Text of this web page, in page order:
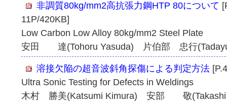
非調質80kg/mm2高抗張力鋼HTP 80について
11P/420KB]
Low Carbon Low Alloy 80kg/mm2 Steel Plate
安田 達(Tohoru Yasuda) 片伯部 忠行
溶接欠陥の超音波斜角探傷による判定方法
Ultra Sonic Testing for Defects in Weldings
木村 勝美(Katsumi Kimura) 安部 敬